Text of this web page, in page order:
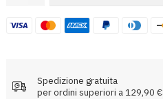
quantità
Spedizione gratuita
per ordini superiori a 129,90 €